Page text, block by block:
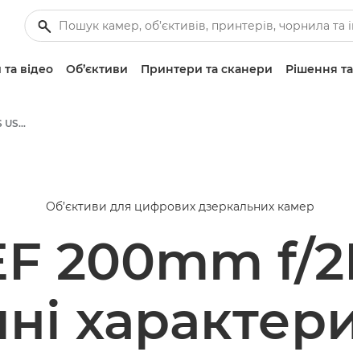
відео Об’єктиви Принтери та сканери Рішення
Canon EF 200mm f/2L IS USM - Об’єктиви — стандартні й для фото
Об’єктиви для цифрових дзеркальних камер
200mm f/